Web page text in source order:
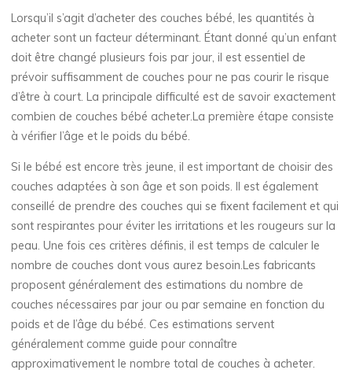
Lorsqu’il s’agit d’acheter des couches bébé, les quantités à
acheter sont un facteur déterminant. Étant donné qu’un enfant
doit être changé plusieurs fois par jour, il est essentiel de
prévoir suffisamment de couches pour ne pas courir le risque
d’être à court. La principale difficulté est de savoir exactement
combien de couches bébé acheter.La première étape consiste
à vérifier l’âge et le poids du bébé.
Si le bébé est encore très jeune, il est important de choisir des
couches adaptées à son âge et son poids. Il est également
conseillé de prendre des couches qui se fixent facilement et qui
sont respirantes pour éviter les irritations et les rougeurs sur la
peau. Une fois ces critères définis, il est temps de calculer le
nombre de couches dont vous aurez besoin.Les fabricants
proposent généralement des estimations du nombre de
couches nécessaires par jour ou par semaine en fonction du
poids et de l’âge du bébé. Ces estimations servent
généralement comme guide pour connaître
approximativement le nombre total de couches à acheter.